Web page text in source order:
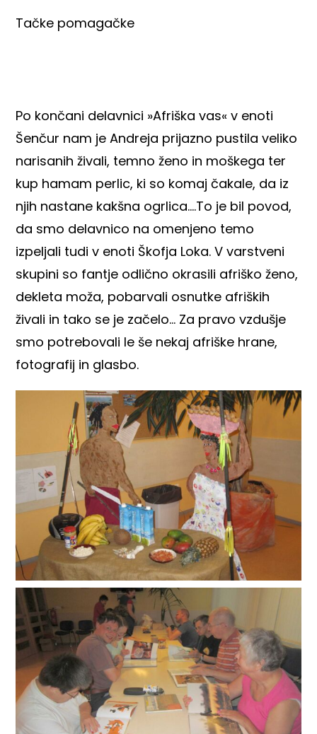
Tačke pomagačke
Po končani delavnici »Afriška vas« v enoti
Šenčur nam je Andreja prijazno pustila veliko
narisanih živali, temno ženo in moškega ter
kup hamam perlic, ki so komaj čakale, da iz
njih nastane kakšna ogrlica….To je bil povod,
da smo delavnico na omenjeno temo
izpeljali tudi v enoti Škofja Loka. V varstveni
skupini so fantje odlično okrasili afriško ženo,
dekleta moža, pobarvali osnutke afriških
živali in tako se je začelo… Za pravo vzdušje
smo potrebovali le še nekaj afriške hrane,
fotografij in glasbo.